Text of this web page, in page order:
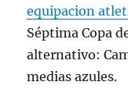
equipacion
Séptima Copa
alternativo:
medias azules.